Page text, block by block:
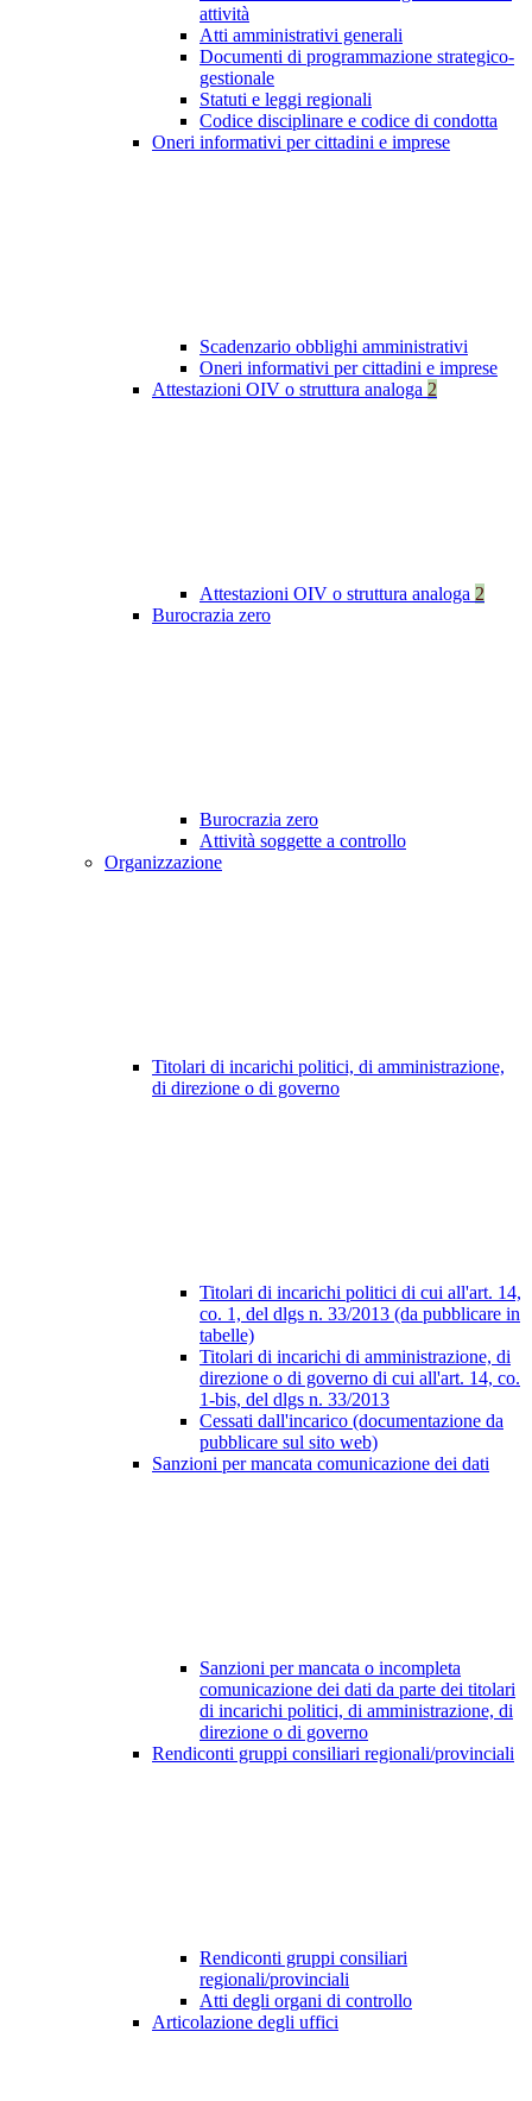
attività
Atti amministrativi generali
Documenti di programmazione strategico-
gestionale
Statuti e leggi regionali
Codice disciplinare e codice di condotta
Oneri informativi per cittadini e imprese
Scadenzario obblighi amministrativi
Oneri informativi per cittadini e imprese
Attestazioni OIV o struttura analoga 2
Attestazioni OIV o struttura analoga 2
Burocrazia zero
Burocrazia zero
Attività soggette a controllo
Organizzazione
Titolari di incarichi politici, di amministrazione,
di direzione o di governo
Titolari di incarichi politici di cui all'art. 14,
co. 1, del dlgs n. 33/2013 (da pubblicare in
tabelle)
Titolari di incarichi di amministrazione, di
direzione o di governo di cui all'art. 14, co.
1-bis, del dlgs n. 33/2013
Cessati dall'incarico (documentazione da
pubblicare sul sito web)
Sanzioni per mancata comunicazione dei dati
Sanzioni per mancata o incompleta
comunicazione dei dati da parte dei titolari
di incarichi politici, di amministrazione, di
direzione o di governo
Rendiconti gruppi consiliari regionali/provinciali
Rendiconti gruppi consiliari
regionali/provinciali
Atti degli organi di controllo
Articolazione degli uffici